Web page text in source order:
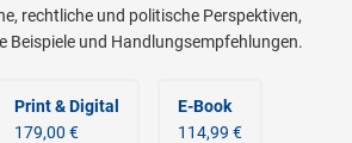
rechtliche und politische Perspektiven,
Beispiele und Handlungsempfehlungen.
Print & Digital
179,00 €
E-Book
114,99 €